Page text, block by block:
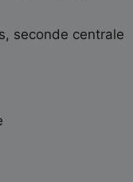
seconde centrale